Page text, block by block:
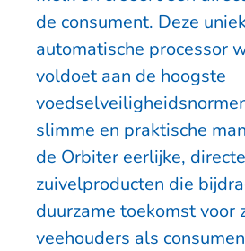
de consument. Deze
automatische processor
voldoet aan de hoogste
slimme en praktische
de Orbiter eerlijke,
zuivelproducten die
duurzame toekomst voor
veehouders als